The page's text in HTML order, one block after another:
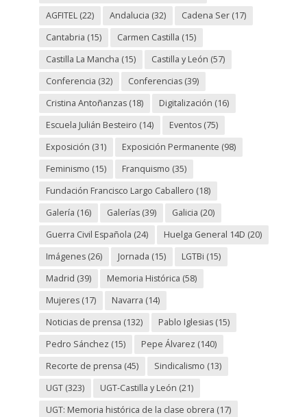
AGFITEL(22) Andalucia (32) Cadena Ser(17)
Cantabria (15) Carmen Castilla (15)
Castilla La Mancha (15) Castilla y León (57)
Conferencia (32) Conferencias(39)
Cristina Antoñanzas(18) Digitalización (16)
Escuela Julián Besteiro (14) Eventos(75)
Exposición (31) Exposición Permanente (98)
Feminismo (15) Franquismo (35)
Fundación Francisco Largo Caballero (18)
Galería (16) Galerías(39) Galicia (20)
Guerra Civil Española (24) Huelga General 14D (20)
Imágenes(26) Jornada (15) LGTBi (15)
Madrid (39) Memoria Histórica (58)
Mujeres(17) Navarra (14)
Noticias de prensa (132) Pablo Iglesias(15)
Pedro Sánchez (15) Pepe Álvarez (140)
Recorte de prensa (45) Sindicalismo (13)
UGT(323) UGT-Castilla y León (21)
UGT: Memoria histórica de la clase obrera (17)